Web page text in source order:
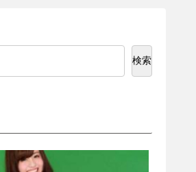
検索